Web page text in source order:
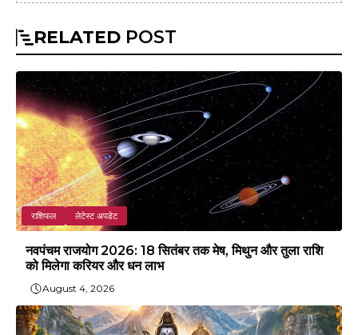
RELATED POST
राशिफल लेटेस्ट अपडेट
नवपंचम राजयोग 2026: 18 सितंबर तक मेष, मिथुन और तुला राशि
को मिलेगा करियर और धन लाभ
August 4, 2026